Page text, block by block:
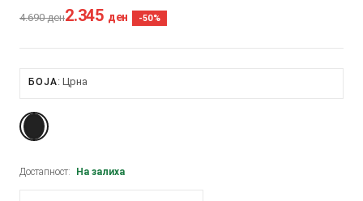
4.690ден2.345 ден -50%
БОЈА Црна
Достапност: На залиха